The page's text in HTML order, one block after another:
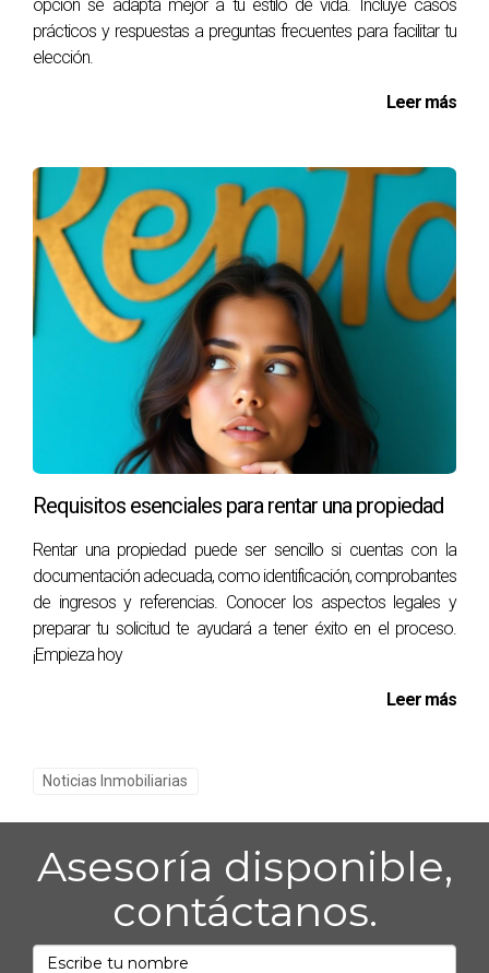
financieras. Si estás considerando comprar o vender
una propiedad, te animo a buscar asesoría profesional
estratégicas. Si deseas obtener más información
necesitas ayuda con tu próxima compra o venta, no
dudes en contactar a Mauricio Medina Gomez. Su
experiencia te guiará hacia decisiones acertadas que
beneficiarán tu futuro financiero.
PREGUNTAS FRECUENTES
¿Qué es un avalúo?
Un avalúo es una evaluación profesional del valor de
una propiedad realizada por un tasador certificado.
compradores están dispuestos a pagar en función del
mercado actual.
¿Qué implica el valor catastral?
fiscales para calcular impuestos sobre la propiedad y
¿Por qué es importante conocer estas
Conocer las diferencias te ayudará a tomar
decisiones informadas al comprar o vender
propiedades, evitando pérdidas financieras.
¿Cómo puedo obtener un avalúo preciso?
opción se adapta mejor a tu estilo de vida. Incluye casos
prácticos y respuestas a preguntas frecuentes para facilitar tu
elección.
Leer más
Requisitos esenciales para rentar una propiedad
Rentar una propiedad puede ser sencillo si cuentas con la
documentación adecuada, como identificación, comprobantes
de ingresos y referencias. Conocer los aspectos legales y
preparar tu solicitud te ayudará a tener éxito en el proceso.
¡Empieza hoy
Leer más
Noticias Inmobiliarias
Asesoría disponible,
contáctanos.